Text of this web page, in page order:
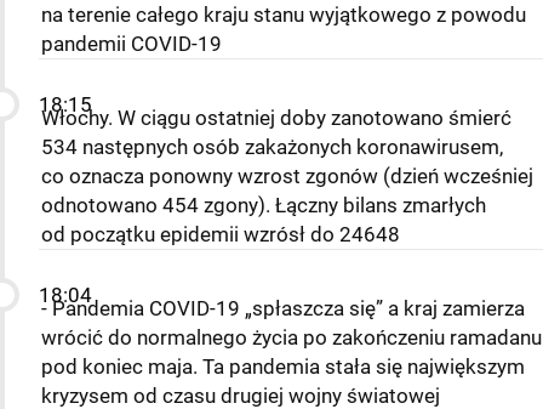
na terenie całego kraju stanu wyjątkowego z powodu
pandemii COVID-19
18:15
Włochy. W ciągu ostatniej doby zanotowano śmierć
534 następnych osób zakażonych koronawirusem,
co oznacza ponowny wzrost zgonów (dzień wcześniej
odnotowano 454 zgony). Łączny bilans zmarłych
od początku epidemii wzrósł do 24648
18:04
- Pandemia COVID-19 „spłaszcza się” a kraj zamierza
wrócić do normalnego życia po zakończeniu ramadanu
pod koniec maja. Ta pandemia stała się największym
kryzysem od czasu drugiej wojny światowej